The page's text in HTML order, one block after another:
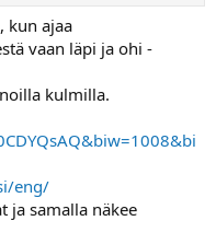
kun ajaa
vaan läpi ja ohi -
kulmilla.
eng/
ja samalla näkee